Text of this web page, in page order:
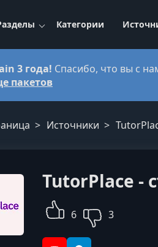
Категории
3 года! Спасибо, что вы с
пакетов
Источники
TutorPlace -
6 3